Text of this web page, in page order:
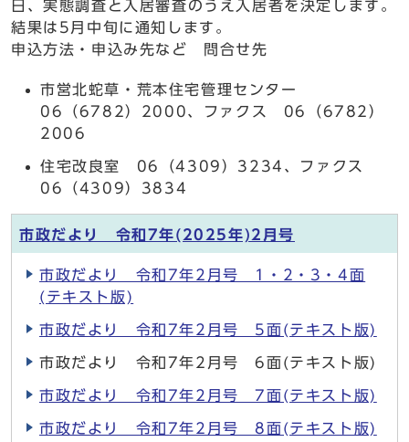
日、実態調査と入居審査のうえ入居者を決定します。
結果は5月中旬に通知します。
申込方法・申込み先など 問合せ先
市営北蛇草・荒本住宅管理センター
06（6782）2000、ファクス 06（6782）
2006
住宅改良室 06（4309）3234、ファクス
06（4309）3834
市政だより 令和7年(2025年)2月号
市政だより 令和7年2月号 1・2・3・4面
(テキスト版)
市政だより 令和7年2月号 5面(テキスト版)
市政だより 令和7年2月号 6面(テキスト版)
市政だより 令和7年2月号 7面(テキスト版)
市政だより 令和7年2月号 8面(テキスト版)